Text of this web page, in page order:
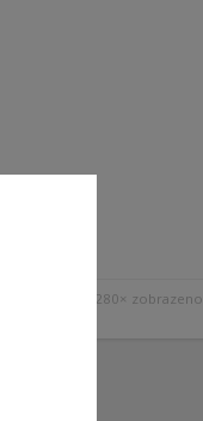
2 280× zobrazeno